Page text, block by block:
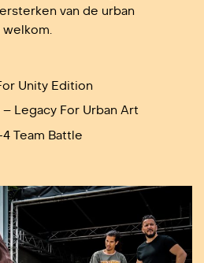
van de urban
welkom.
Unity Edition
Legacy For Urban Art
Team Battle